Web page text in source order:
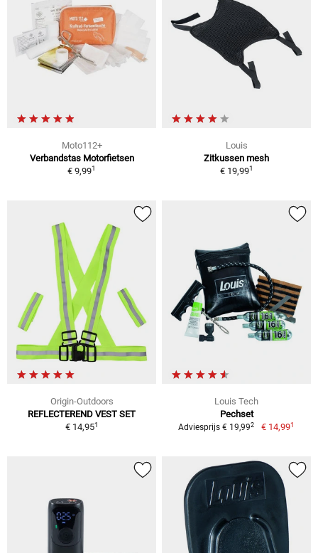
Moto112+
Verbandstas Motorfietsen
€ 9,991
Louis
Zitkussen mesh
€ 19,991
Origin-Outdoors
REFLECTEREND VEST SET
€ 14,951
Louis Tech
Pechset
Adviesprijs € 19,992 € 14,991